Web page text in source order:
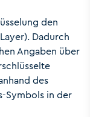
den
Dadurch
Angaben über
des
Symbols in der